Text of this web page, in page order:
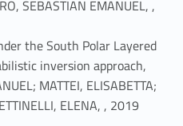
SEBASTIAN EMANUEL, ,
the South Polar Layered
inversion approach,
MATTEI, ELISABETTA;
ELENA, , 2019